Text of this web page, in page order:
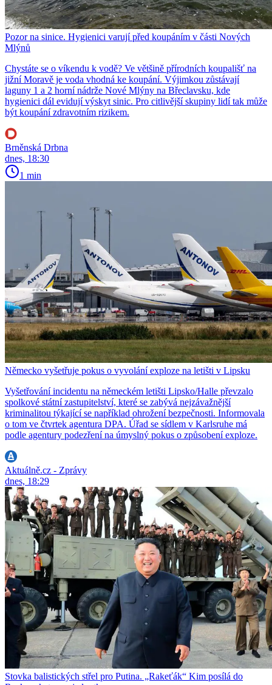
Pozor na sinice. Hygienici varují před koupáním v části Nových
Mlýnů
Chystáte se o víkendu k vodě? Ve většině přírodních koupališť na
jižní Moravě je voda vhodná ke koupání. Výjimkou zůstávají
laguny 1 a 2 horní nádrže Nové Mlýny na Břeclavsku, kde
hygienici dál evidují výskyt sinic. Pro citlivější skupiny lidí tak může
být koupání zdravotním rizikem.
Brněnská Drbna
dnes, 18:30
1 min
Německo vyšetřuje pokus o vyvolání exploze na letišti v Lipsku
Vyšetřování incidentu na německém letišti Lipsko/Halle převzalo
spolkové státní zastupitelství, které se zabývá nejzávažnější
kriminalitou týkající se například ohrožení bezpečnosti. Informovala
o tom ve čtvrtek agentura DPA. Úřad se sídlem v Karlsruhe má
podle agentury podezření na úmyslný pokus o způsobení exploze.
Aktuálně.cz - Zprávy
dnes, 18:29
Stovka balistických střel pro Putina. „Rakeťák“ Kim posílá do